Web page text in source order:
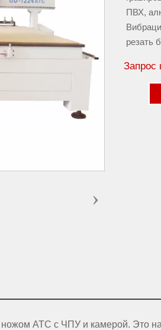
›
ПВХ,
резать
Запрос
ATC с ЧПУ и камерой. Это